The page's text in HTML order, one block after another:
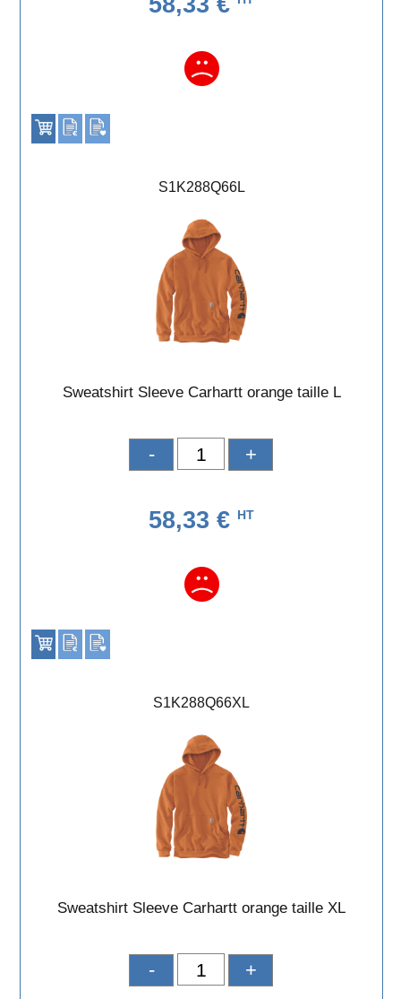
S1K288Q66L
Sweatshirt Sleeve Carhartt orange taille L
- +
58,33 € HT
S1K288Q66XL
Sweatshirt Sleeve Carhartt orange taille XL
- +